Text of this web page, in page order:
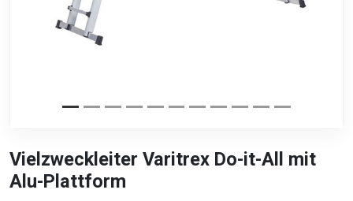
Vielzweckleiter Varitrex Do-it-All mit
Alu-Plattform